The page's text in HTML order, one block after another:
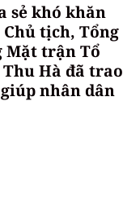
sẻ khó khăn
Chủ tịch, Tổng
Mặt trận Tổ
Hà đã trao
nhân dân